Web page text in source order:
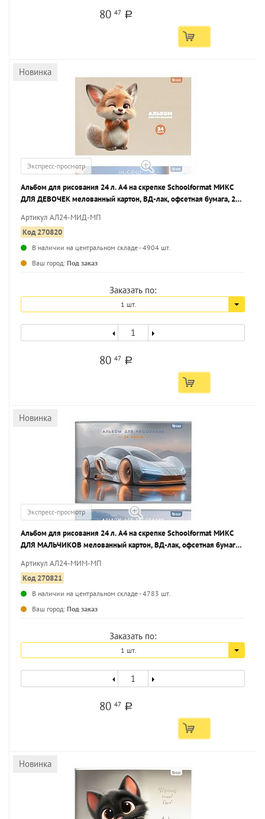
8047 a
Новинка
Экспресс-просмотр
Альбом для рисования 24 л. А4 на скрепке Schoolformat МИКС
ДЛЯ ДЕВОЧЕК мелованный картон, ВД-лак, офсетная бумага, 2
Артикул АЛ24-МИД-МП
Код 270820
В наличии на центральном складе - 4904 шт.
Ваш город: Под заказ
Заказать по:
1 шт.
8047 a
Новинка
Экспресс-просмотр
Альбом для рисования 24 л. А4 на скрепке Schoolformat МИКС
ДЛЯ МАЛЬЧИКОВ мелованный картон, ВД-лак, офсетная бумага,
Артикул АЛ24-МИМ-МП
Код 270821
В наличии на центральном складе - 4783 шт.
Ваш город: Под заказ
Заказать по:
1 шт.
8047 a
Новинка